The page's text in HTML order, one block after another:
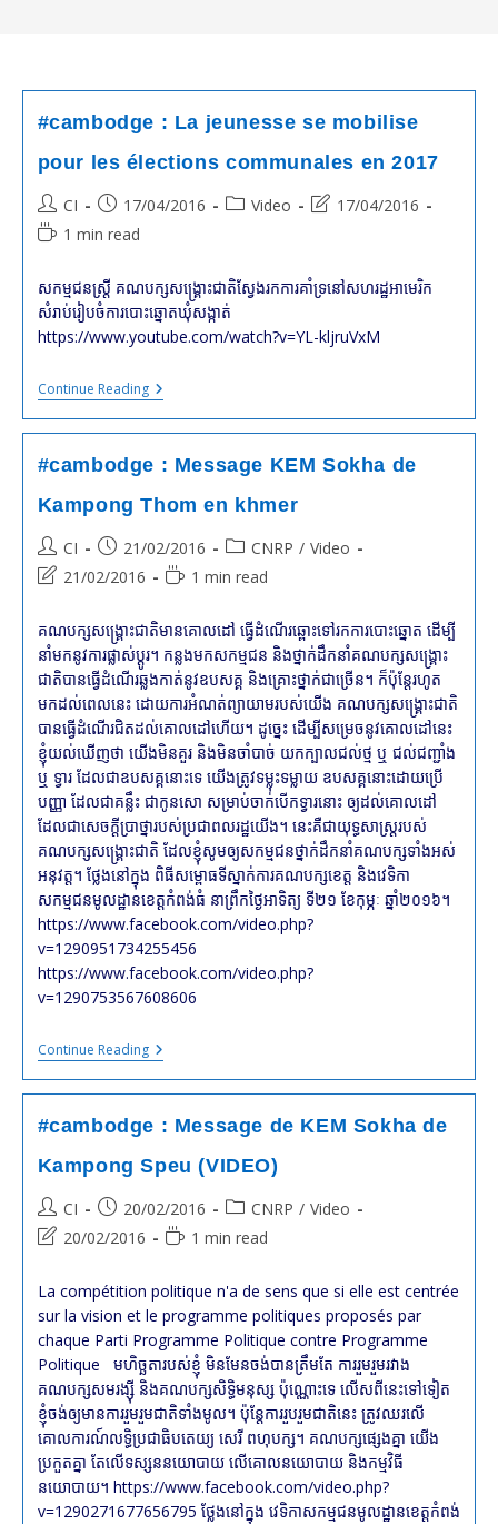
#cambodge : La jeunesse se mobilise
pour les élections communales en 2017
Post
author:
CI
Post
published:
17/04/2016
PostVideo
Post17/04/2016
Reading1 min read
សកម្មជនស្រ្តី គណបក្សសង្គ្រោះជាតិស្វែងរកការគាំទ្រនៅសហរដ្ឋអាមេរិក
សំរាប់រៀបចំការបោះឆ្នោតឃុំសង្កាត់
https://www.youtube.com/watch?v=YL-kljruVxM
Continue Reading#cambodge
:
La
Se
Mobilise
Pour
Les
Communales
2017
#cambodge : Message KEM Sokha de
Kampong Thom en khmer
Post
author:
CI
Post
published:
21/02/2016
Post
category:
CNRP / Video
Post
modified:
21/02/2016
Reading1 min read
គណបក្សសង្គ្រោះជាតិមានគោលដៅ ធ្វើដំណើរឆ្ពោះទៅរកការបោះឆ្នោត ដើម្បី
នាំមកនូវការផ្លាស់ប្ដូរ។ កន្លងមកសកម្មជន និងថ្នាក់ដឹកនាំគណបក្សសង្គ្រោះ
ជាតិបានធ្វើដំណើរឆ្លងកាត់នូវឧបសគ្គ និងគ្រោះថ្នាក់ជាច្រើន។ ក៏ប៉ុន្ដែរហូត
មកដល់ពេលនេះ ដោយការអំណត់ព្យាយាមរបស់យើង គណបក្សសង្គ្រោះជាតិ
បានធ្វើដំណើរជិតដល់គោលដៅហើយ។ ដូច្នេះ ដើម្បីសម្រេចនូវគោលដៅនេះ
ខ្ញុំយល់ឃើញថា យើងមិនគួរ និងមិនចាំបាច់ យកក្បាលជល់ថ្ម ឬ ជល់ជញ្ជាំង
ឬ ទ្វារ ដែលជាឧបសគ្គនោះទេ យើងត្រូវទម្លុះទម្លាយ ឧបសគ្គនោះដោយប្រើ
បញ្ញា ដែលជាគន្លឹះ ជាកូនសោ សម្រាប់ចាក់បើកទ្វារនោះ ឲ្យដល់គោលដៅ
ដែលជាសេចក្ដីប្រាថ្នារបស់ប្រជាពលរដ្ឋយើង។ នេះគឺជាយុទ្ធសាស្រ្ដរបស់
គណបក្សសង្គ្រោះជាតិ ដែលខ្ញុំសូមឲ្យសកម្មជនថ្នាក់ដឹកនាំគណបក្សទាំងអស់
អនុវត្ត។ ថ្លែងនៅក្នុង ពិធីសម្ពោធទីស្នាក់ការគណបក្សខេត្ត និងវេទិកា
សកម្មជនមូលដ្ឋានខេត្តកំពង់ធំ នាព្រឹកថ្ងៃអាទិត្យ ទី២១ ខែកុម្ភៈ ឆ្នាំ២០១៦។
https://www.facebook.com/video.php?
v=1290951734255456
https://www.facebook.com/video.php?
v=1290753567608606
Continue Reading#cambodge
:
Message
Sokha
De
Kampong
Thom
Khmer
#cambodge : Message de KEM Sokha de
Kampong Speu (VIDEO)
Post
author:
CI
Post
published:
20/02/2016
Post
category:
CNRP / Video
Post
modified:
20/02/2016
Reading1 min read
La compétition politique n'a de sens que si elle est centrée
sur la vision et le programme politiques proposés par
chaque Parti Programme Politique contre Programme
Politique មហិច្ឆតារបស់ខ្ញុំ មិនមែនចង់បានត្រឹមតែ ការរួមរួមរវាង
គណបក្សសមរង្ស៊ី និងគណបក្សសិទ្ធិមនុស្ស ប៉ុណ្ណោះទេ លើសពីនេះទៅទៀត
ខ្ញុំចង់ឲ្យមានការរួមរួមជាតិទាំងមូល។ ប៉ុន្ដែការរួបរួមជាតិនេះ ត្រូវឈរលើ
គោលការណ៍លទ្ធិប្រជាធិបតេយ្យ សេរី ពហុបក្ស។ គណបក្សផ្សេងគ្នា យើង
ប្រកួតគ្នា តែលើទស្សននយោបាយ លើគោលនយោបាយ និងកម្មវិធី
នយោបាយ។ https://www.facebook.com/video.php?
v=1290271677656795 ថ្លែងនៅក្នុង វេទិកាសកម្មជនមូលដ្ឋានខេត្តកំពង់